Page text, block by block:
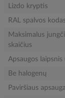
Lizdo kryptis
RAL spalvos kodas
Maksimalus
skaičius
Apsaugos laipsnis
Be halogenų
Paviršiaus apsauga